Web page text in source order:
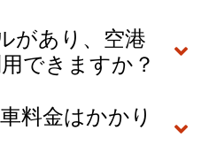
があり、空港
できますか？
料金はかかり